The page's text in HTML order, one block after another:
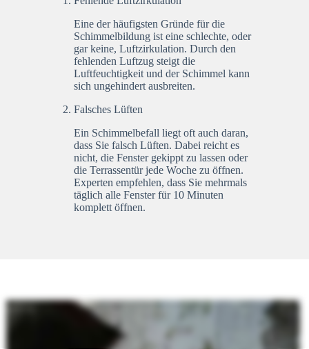
Eine der häufigsten Gründe für die
Schimmelbildung ist eine schlechte, oder
gar keine, Luftzirkulation. Durch den
fehlenden Luftzug steigt die
Luftfeuchtigkeit und der Schimmel kann
sich ungehindert ausbreiten.
Falsches Lüften
Ein Schimmelbefall liegt oft auch daran,
dass Sie falsch Lüften. Dabei reicht es
nicht, die Fenster gekippt zu lassen oder
die Terrassentür jede Woche zu öffnen.
Experten empfehlen, dass Sie mehrmals
täglich alle Fenster für 10 Minuten
komplett öffnen.